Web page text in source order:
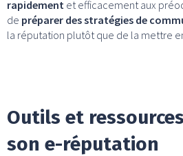
rapidement et efficacement aux
de préparer des stratégies de
la réputation plutôt que de la mettre
Outils et
son e-réputation